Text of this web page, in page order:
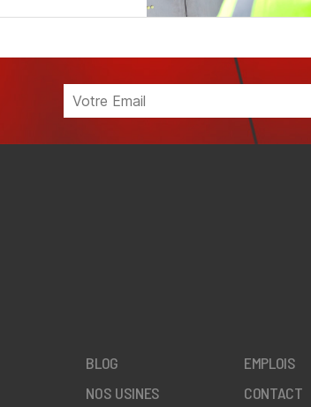
BLOG EMPLOIS
NOS USINES
CONTACT